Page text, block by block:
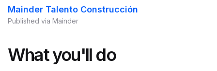
Mainder Talento Construcción
Published via Mainder
What you'll do